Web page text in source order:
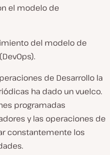
el modelo de
del modelo de
de Desarrollo la
ha dado un vuelco.
programadas
y las operaciones de
constantemente los